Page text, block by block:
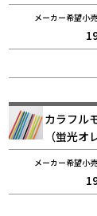
カラフル
（蛍光オ